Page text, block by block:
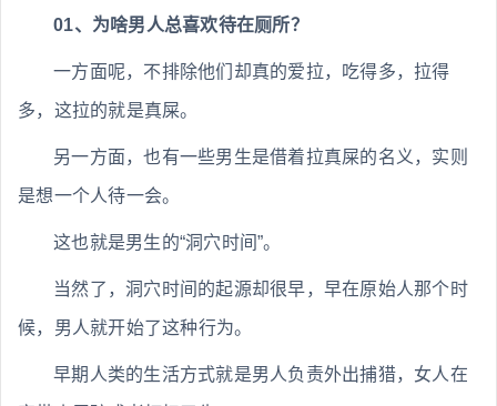
01、为啥男人总喜欢待在厕所？
一方面呢，不排除他们却真的爱拉，吃得多，拉得
多，这拉的就是真屎。
另一方面，也有一些男生是借着拉真屎的名义，实则
是想一个人待一会。
这也就是男生的“洞穴时间”。
当然了，洞穴时间的起源却很早，早在原始人那个时
候，男人就开始了这种行为。
早期人类的生活方式就是男人负责外出捕猎，女人在